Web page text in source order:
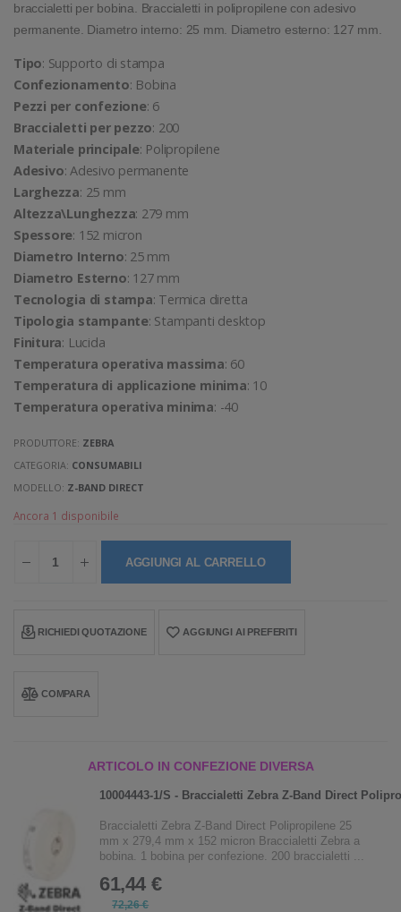
braccialetti per bobina. Braccialetti in polipropilene con adesivo
permanente. Diametro interno: 25 mm. Diametro esterno: 127 mm.
Tipo: Supporto di stampa
Confezionamento: Bobina
Pezzi per confezione: 6
Braccialetti per pezzo: 200
Materiale principale: Polipropilene
Adesivo: Adesivo permanente
Larghezza: 25 mm
Altezza\Lunghezza: 279 mm
Spessore: 152 micron
Diametro Interno: 25 mm
Diametro Esterno: 127 mm
Tecnologia di stampa: Termica diretta
Tipologia stampante: Stampanti desktop
Finitura: Lucida
Temperatura operativa massima: 60
Temperatura di applicazione minima: 10
Temperatura operativa minima: -40
PRODUTTORE: ZEBRA
CATEGORIA: CONSUMABILI
MODELLO: Z-BAND DIRECT
Ancora 1 disponibile
AGGIUNGI AL CARRELLO
RICHIEDI QUOTAZIONE AGGIUNGI AI PREFERITI
COMPARA
ARTICOLO IN CONFEZIONE DIVERSA
10004443-1/S - Braccialetti Zebra Z-Band Direct
Braccialetti Zebra Z-Band Direct Polipropilene 25
mm x 279,4 mm x 152 micron Braccialetti Zebra a
bobina. 1 bobina per confezione. 200 braccialetti ...
61,44 €
72,26 €